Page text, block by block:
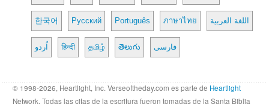
한국어 Русский Português ภาษาไทย اللغة العربية
اُردو हिन्दी தமிழ் తెలుగు فارسی
© 1998-2026, Heartlight, Inc. Verseoftheday.com es parte de Heartlight
Network. Todas las citas de la escritura fueron tomadas de la Santa Biblia